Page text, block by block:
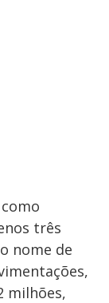
três
nome de
milhões,